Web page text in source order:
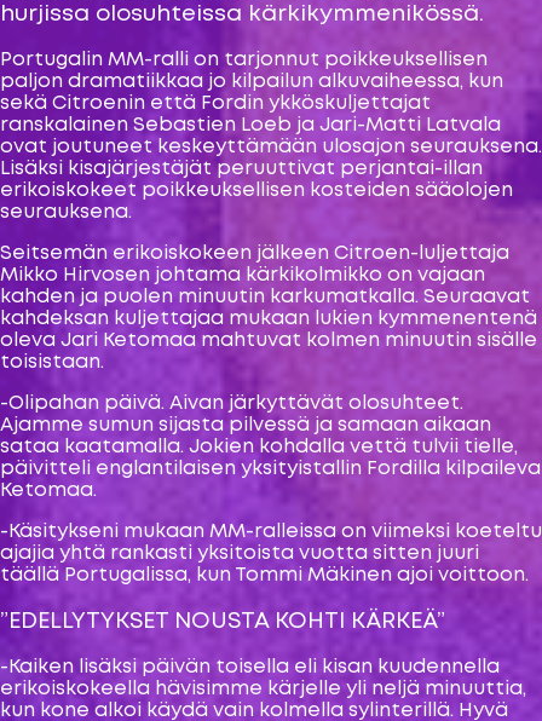
hurjissa olosuhteissa kärkikymmenikössä.
Portugalin MM-ralli on tarjonnut poikkeuksellisen
paljon dramatiikkaa jo kilpailun alkuvaiheessa, kun
sekä Citroenin että Fordin ykköskuljettajat
ranskalainen Sebastien Loeb ja Jari-Matti Latvala
ovat joutuneet keskeyttämään ulosajon seurauksena.
Lisäksi kisajärjestäjät peruuttivat perjantai-illan
erikoiskokeet poikkeuksellisen kosteiden sääolojen
seurauksena.
Seitsemän erikoiskokeen jälkeen Citroen-luljettaja
Mikko Hirvosen johtama kärkikolmikko on vajaan
kahden ja puolen minuutin karkumatkalla. Seuraavat
kahdeksan kuljettajaa mukaan lukien kymmenentenä
oleva Jari Ketomaa mahtuvat kolmen minuutin sisälle
toisistaan.
-Olipahan päivä. Aivan järkyttävät olosuhteet.
Ajamme sumun sijasta pilvessä ja samaan aikaan
sataa kaatamalla. Jokien kohdalla vettä tulvii tielle,
päivitteli englantilaisen yksityistallin Fordilla kilpaileva
Ketomaa.
-Käsitykseni mukaan MM-ralleissa on viimeksi koeteltu
ajajia yhtä rankasti yksitoista vuotta sitten juuri
täällä Portugalissa, kun Tommi Mäkinen ajoi voittoon.
”EDELLYTYKSET NOUSTA KOHTI KÄRKEÄ”
-Kaiken lisäksi päivän toisella eli kisan kuudennella
erikoiskokeella hävisimme kärjelle yli neljä minuuttia,
kun kone alkoi käydä vain kolmella sylinterillä. Hyvä